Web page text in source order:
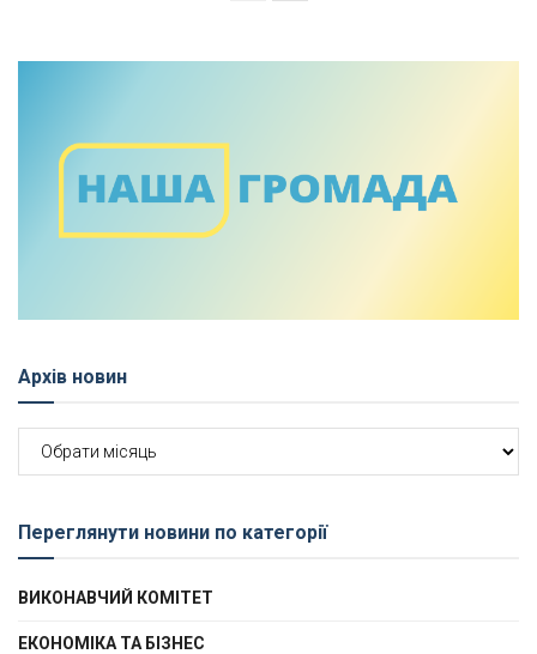
Архів новин
новин
Переглянути новини по категорії
ВИКОНАВЧИЙ КОМІТЕТ
ЕКОНОМІКА ТА БІЗНЕС